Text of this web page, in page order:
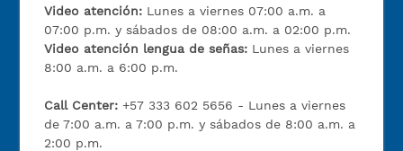
Video atención: Lunes a viernes 07:00 a.m. a
07:00 p.m. y sábados de 08:00 a.m. a 02:00 p.m.
Video atención lengua de señas: Lunes a viernes
8:00 a.m. a 6:00 p.m.
Call Center:+57 333 602 5656 - Lunes a viernes
de 7:00 a.m. a 7:00 p.m. y sábados de 8:00 a.m. a
2:00 p.m.